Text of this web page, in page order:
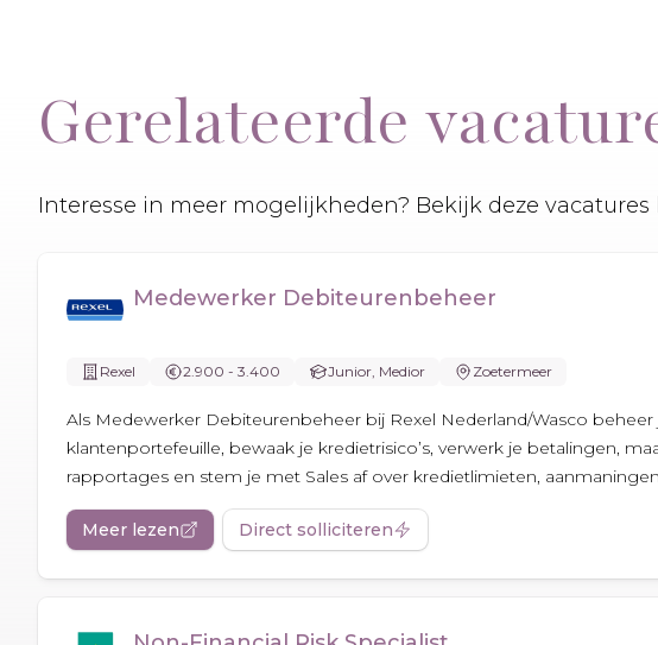
Gerelateerde
Interesse in meer mogelijkheden? Bekijk deze
Medewerker Debiteurenbeheer
Rexel 2.900 - 3.400 Junior, Medior Zoetermeer
Als Medewerker Debiteurenbeheer bij Rexel Nederland/Wasco beheer
klantenportefeuille, bewaak je kredietrisico’s, verwerk je betalingen,
rapportages en stem je met Sales af over kredietlimieten,
Meer lezen Direct solliciteren